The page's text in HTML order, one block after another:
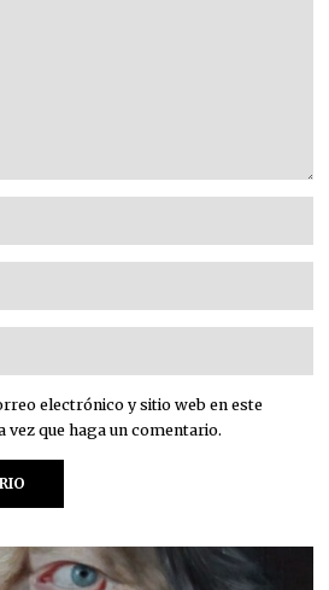
electrónico y sitio web en este
que haga un comentario.